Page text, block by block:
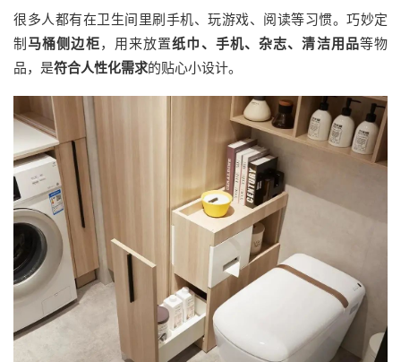
很多人都有在卫生间里刷手机、玩游戏、阅读等习惯。巧妙定
制马桶侧边柜，用来放置纸巾、手机、杂志、清洁用品等物
品，是符合人性化需求的贴心小设计。